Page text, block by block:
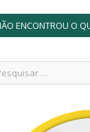
ENCONTROU O